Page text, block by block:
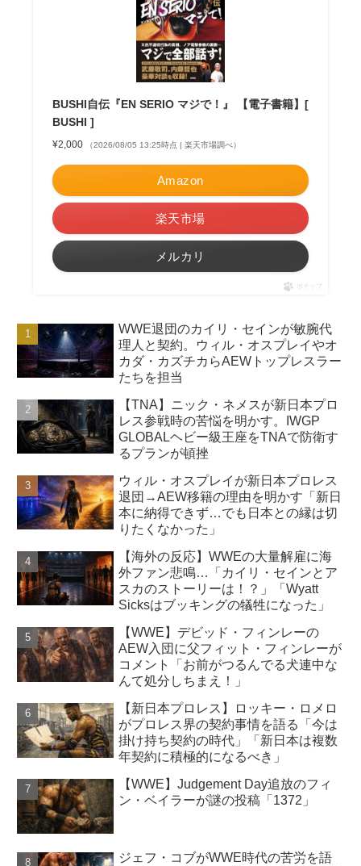
BUSHI自伝『EN SERIO マジで！』 【電子書籍】[
BUSHI ]
¥2,000 （2026/08/05 13:25時点 | 楽天市場調べ）
Amazon
楽天市場
メルカリ
ポチップ
WWE退団のカイリ・セインが敏腕代
理人と契約。ウィル・オスプレイやオ
カダ・カズチカらAEWトップレスラー
たちを担当
【TNA】ニック・ネメスが新日本プロ
レス参戦時の苦悩を明かす。IWGP
GLOBALヘビー級王座をTNAで防衛す
るプランが頓挫
ウィル・オスプレイが新日本プロレス
退団→AEW移籍の理由を明かす「新日
本に納得できず…でも日本との縁は切
りたくなかった」
【海外の反応】WWEの大量解雇に海
外ファン悲鳴…「カイリ・セインとア
スカのストーリーは！？」「Wyatt
Sicksはブッキングの犠牲になった」
【WWE】デビッド・フィンレーの
AEW入団に父フィット・フィンレーが
コメント「お前がつるんでる犬連中な
んて処分しちまえ！」
【新日本プロレス】ロッキー・ロメロ
がプロレス界の契約事情を語る「今は
掛け持ち契約の時代」「新日本は複数
年契約に積極的になるべき」
【WWE】Judgement Day追放のフィ
ン・ベイラーが謎の投稿「1372」
ジェフ・コブがWWE時代の苦労を語